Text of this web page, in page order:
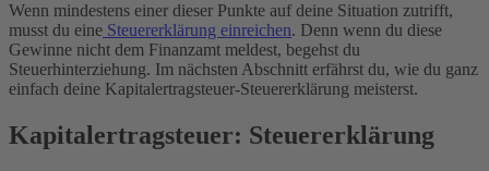
Wenn mindestens einer dieser Punkte auf deine Situation zutrifft,
musst du eine Steuererklärung einreichen. Denn wenn du diese
Gewinne nicht dem Finanzamt meldest, begehst du
Steuerhinterziehung. Im nächsten Abschnitt erfährst du, wie du ganz
einfach deine Kapitalertragsteuer-Steuererklärung meisterst.
Kapitalertragsteuer: Steuererklärung